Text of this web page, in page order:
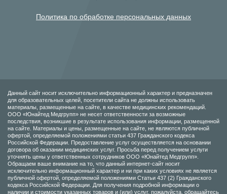
Политика по обработке персональных данных
Данный сайт носит исключительно информационный характер и предназначен
для образовательных целей, посетители сайта не должны использовать
материалы, размещенные на сайте, в качестве медицинских рекомендаций.
ООО «Юнайтед Медгрупп» не несет ответственности за возможные
последствия, возникшие в результате использования информации, размещенной
на сайте. Материалы и цены, размещенные на сайте, не являются публичной
офертой, определяемой положениями статьи 437 Гражданского кодекса
Российской Федерации. Предоставление услуг осуществляется на основании
договора об оказании медицинских услуг. Просьба перед получением услуги
уточнять цены у ответственных сотрудников ООО «Юнайтед Медгрупп».
Обращаем ваше внимание на то, что данный интернет-сайт носит
исключительно информационный характер и ни при каких условиях не является
публичной офертой, определяемой положениями Статьи 437 (2) Гражданского
кодекса Российской Федерации. Для получения подробной информации о
наличии и стоимости указанных товаров и (или) услуг, пожалуйста, обращайтесь